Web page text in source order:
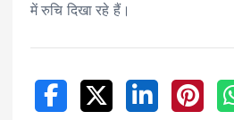
में रुचि दिखा रहे हैं।